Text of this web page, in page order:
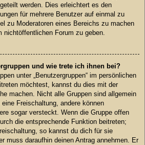
werden. Dies erleichtert es den
für mehrere Benutzer auf einmal zu
zu Moderatoren eines Bereichs zu machen
nichtöffentlichen Forum zu geben.
und wie trete ich ihnen bei?
unter „Benutzergruppen“ im persönlichen
möchtest, kannst du dies mit der
machen. Nicht alle Gruppen sind allgemein
Freischaltung, andere können
sogar versteckt. Wenn die Gruppe offen
die entsprechende Funktion beitreten;
so kannst du dich für sie
muss daraufhin deinen Antrag annehmen. Er